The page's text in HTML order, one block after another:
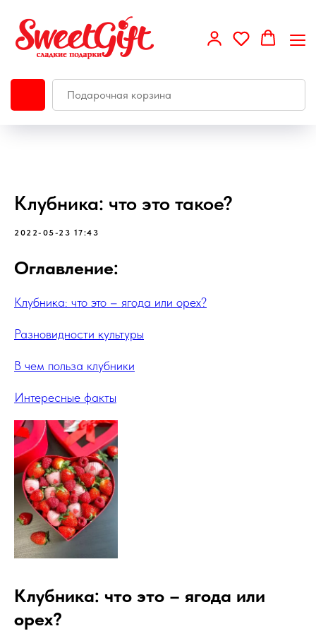
Клубника: что это такое?
2022-05-23 17:43
Оглавление:
Клубника: что это – ягода или орех?
Разновидности культуры
В чем польза клубники
Интересные факты
Клубника: что это – ягода или
орех?